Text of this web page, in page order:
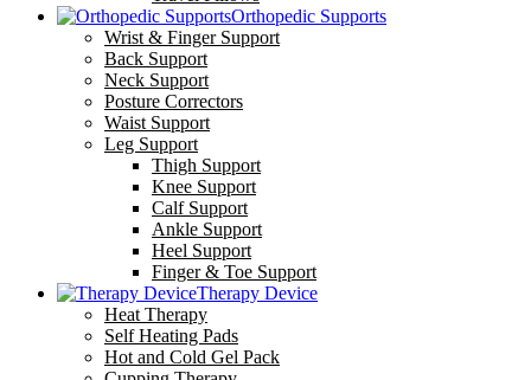
Orthopedic Supports
Wrist & Finger Support
Back Support
Neck Support
Posture Correctors
Waist Support
Leg Support
Thigh Support
Knee Support
Calf Support
Ankle Support
Heel Support
Finger & Toe Support
Therapy Device
Heat Therapy
Self Heating Pads
Hot and Cold Gel Pack